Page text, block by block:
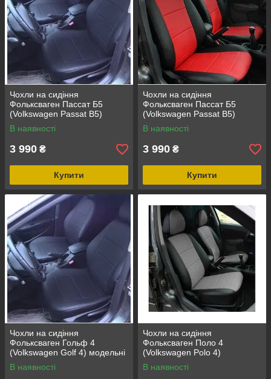
Чохли на сидіння
Фольксваген Пассат Б5
(Volkswagen Passat B5)
модельні з екошкіри Чорний
В наявності
3 990 ₴
Купити
Чохли на сидіння
Фольксваген Пассат Б5
(Volkswagen Passat B5)
(модельні, окремий
підголовник)
В наявності
3 990 ₴
Купити
Чохли на сидіння
Фольксваген Гольф 4
(Volkswagen Golf 4) модельні
з екошкіри Чорний Чорно-
білий
В наявності
Чохли на сидіння
Фольксваген Поло 4
(Volkswagen Polo 4)
(модельні, окремий
підголовник) Чорно-сірий
В наявності